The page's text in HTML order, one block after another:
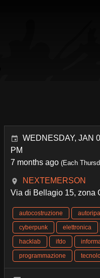
WEDNESDAY, JAN
PM
7 months ago (Each
NEXTEMERSON
Via di Bellagio 15, zona
autocostruzione
cyberpunk
elettronica
hacklab
ifdo
programmazione